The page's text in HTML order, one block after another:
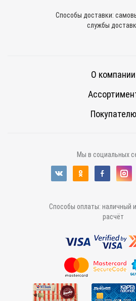
Способы доставки:
службы
О компании
Покупателю
Мы в социальных
Способы оплаты: наличный
расчёт